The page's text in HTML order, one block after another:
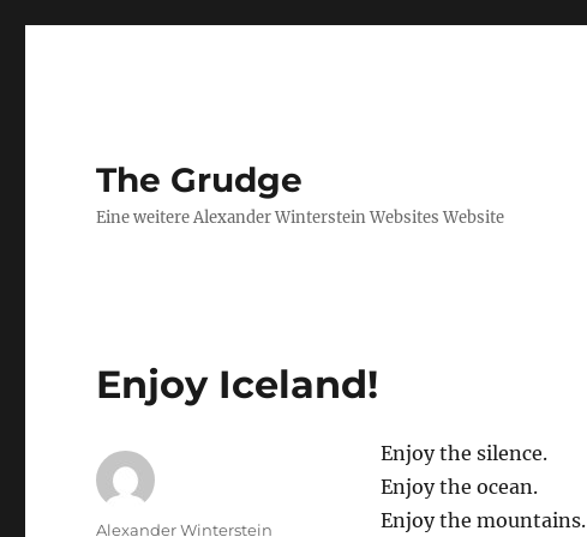
The Grudge
Eine weitere Alexander Winterstein Websites Website
Enjoy Iceland!
Enjoy the silence.
Enjoy the ocean.
Enjoy the mountains.
Autor
Alexander Winterstein